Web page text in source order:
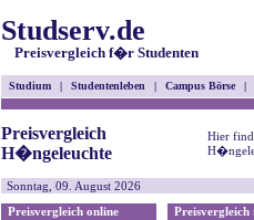
Studserv.de
Preisvergleich f�r Studenten
Studium | Studentenleben | Campus Börse |
Preisvergleich
H�ngeleuchte
Hier
Sonntag, 09. August 2026
Preisvergleich online
Preisvergleich